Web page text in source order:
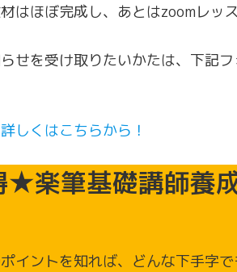
はほぼ完成し、あとはzoomレッ
せを受け取りたいかたは、下記
しくはこちらから！
★楽筆基礎講師養
イントを知れば、どんな下手字